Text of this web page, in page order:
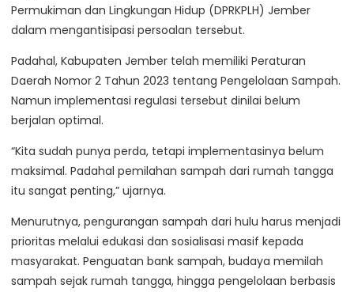
Permukiman dan Lingkungan Hidup (DPRKPLH) Jember
dalam mengantisipasi persoalan tersebut.
Padahal, Kabupaten Jember telah memiliki Peraturan
Daerah Nomor 2 Tahun 2023 tentang Pengelolaan Sampah.
Namun implementasi regulasi tersebut dinilai belum
berjalan optimal.
“Kita sudah punya perda, tetapi implementasinya belum
maksimal. Padahal pemilahan sampah dari rumah tangga
itu sangat penting,” ujarnya.
Menurutnya, pengurangan sampah dari hulu harus menjadi
prioritas melalui edukasi dan sosialisasi masif kepada
masyarakat. Penguatan bank sampah, budaya memilah
sampah sejak rumah tangga, hingga pengelolaan berbasis